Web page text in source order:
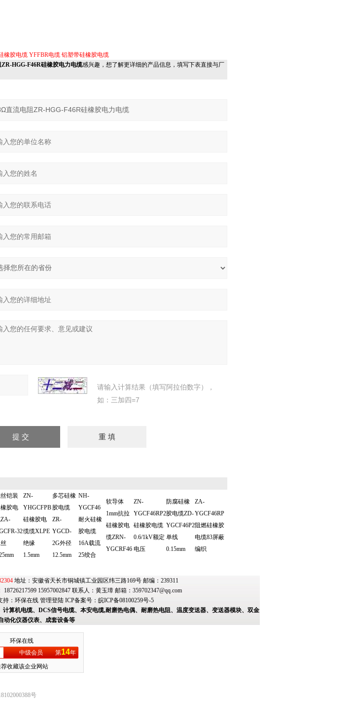
橡胶电缆 YFFBR电缆 铝塑带硅橡胶电缆
HGG-F46R硅橡胶电力电缆感兴趣，想了解更详细的产品信息，填写下表直接与厂
请输入计算结果（填写阿拉伯数字），
如：三加四=7
铠装
胶电
32
ZN-
YHGCFPB
硅橡胶电
缆缆XLPE
绝缘
1.5mm
多芯硅橡
胶电缆
ZR-
YGCD-
2G外径
12.5mm
NH-
YGCF46
耐火硅橡
胶电缆
16A载流
25绞合
软导体
1mm抗拉
硅橡胶电
缆ZRN-
YGCRF46
ZN-
YGCF46RP2
硅橡胶电缆
0.6/1kV额定
电压
防腐硅橡
胶电缆ZD-
YGCF46P2
单线
0.15mm
ZA-
YGCF46RP
阻燃硅橡胶
电缆83屏蔽
编织
地址：安徽省天长市铜城镇工业园区纬三路169号 邮编：239311
15957002847 联系人：黄玉璋 邮箱： 359702347@qq.com
： 环保在线 管理登陆ICP备案号： 皖ICP备08100259号-5
算机电缆、DCS信号电缆、本安电缆,耐磨热电偶、耐磨热电阻、温度变送器、变送器模块、双金
动化仪器仪表、成套设备等
环保在线
中级会员
第14年
收藏该企业网站
号